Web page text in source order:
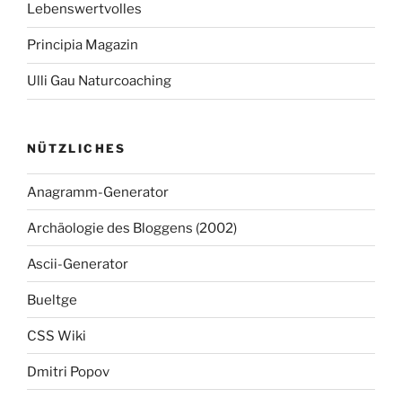
Lebenswertvolles
Principia Magazin
Ulli Gau Naturcoaching
NÜTZLICHES
Anagramm-Generator
Archäologie des Bloggens (2002)
Ascii-Generator
Bueltge
CSS Wiki
Dmitri Popov